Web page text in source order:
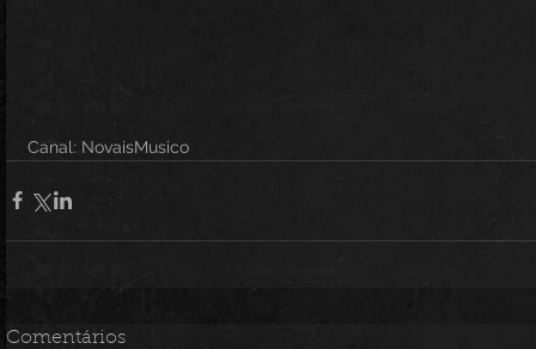
Canal: NovaisMusico
Comentários